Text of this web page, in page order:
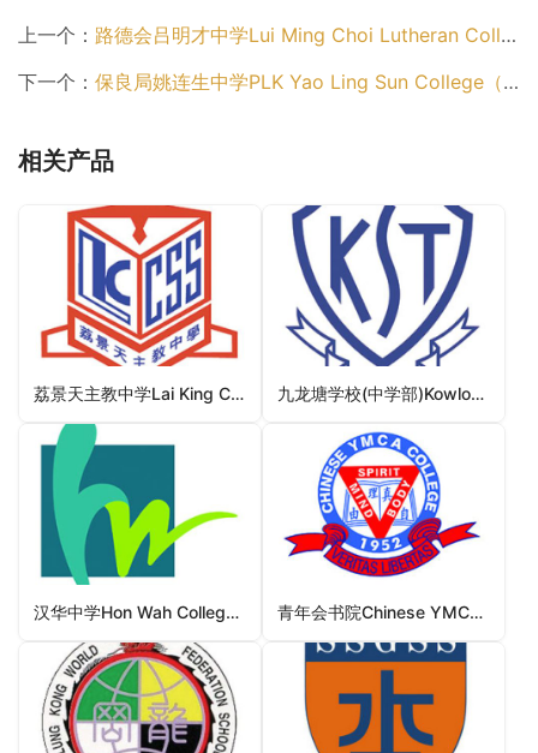
上一个： 路德会吕明才中学Lui Ming Choi Lutheran College（荃湾区中学）
下一个： 保良局姚连生中学PLK Yao Ling Sun College（荃湾区中学）
相关产品
荔景天主教中学Lai King Catholic Secondary School（葵青区中学） 九龙塘学校(中学部)Kowloon Tong School (Secondary Section)（九龙城区中学）
汉华中学Hon Wah College（东区中学） 青年会书院Chinese YMCA College（沙田区中学）